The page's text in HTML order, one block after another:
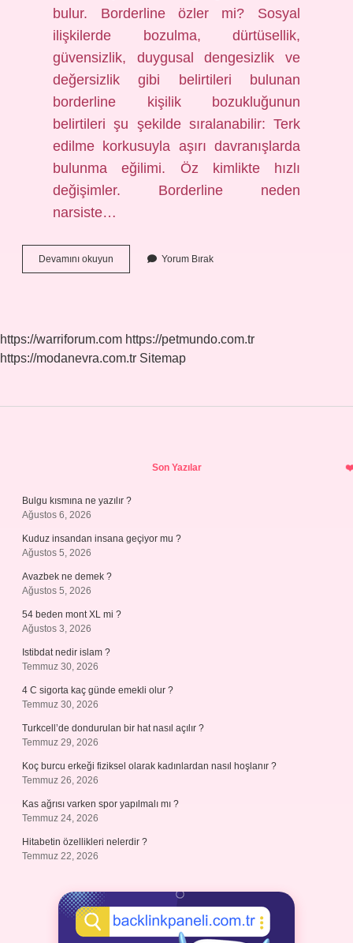
bulur. Borderline özler mi? Sosyal
ilişkilerde bozulma, dürtüsellik,
güvensizlik, duygusal dengesizlik ve
değersizlik gibi belirtileri bulunan
borderline kişilik bozukluğunun
belirtileri şu şekilde sıralanabilir: Terk
edilme korkusuyla aşırı davranışlarda
bulunma eğilimi. Öz kimlikte hızlı
değişimler. Borderline neden
narsiste…
Devamını okuyun Borderline
Gerçekten
Yorum Bırak
https://warriforum.com https://petmundo.com.tr
https://modanevra.com.tr Sitemap
Son Yazılar
Bulgu kısmına ne yazılır ?
Ağustos 6, 2026
Kuduz insandan insana geçiyor mu ?
Ağustos 5, 2026
Avazbek ne demek ?
Ağustos 5, 2026
54 beden mont XL mi ?
Ağustos 3, 2026
Istibdat nedir islam ?
Temmuz 30, 2026
4 C sigorta kaç günde emekli olur ?
Temmuz 30, 2026
Turkcell’de dondurulan bir hat nasıl açılır ?
Temmuz 29, 2026
Koç burcu erkeği fiziksel olarak kadınlardan nasıl hoşlanır ?
Temmuz 26, 2026
Kas ağrısı varken spor yapılmalı mı ?
Temmuz 24, 2026
Hitabetin özellikleri nelerdir ?
Temmuz 22, 2026